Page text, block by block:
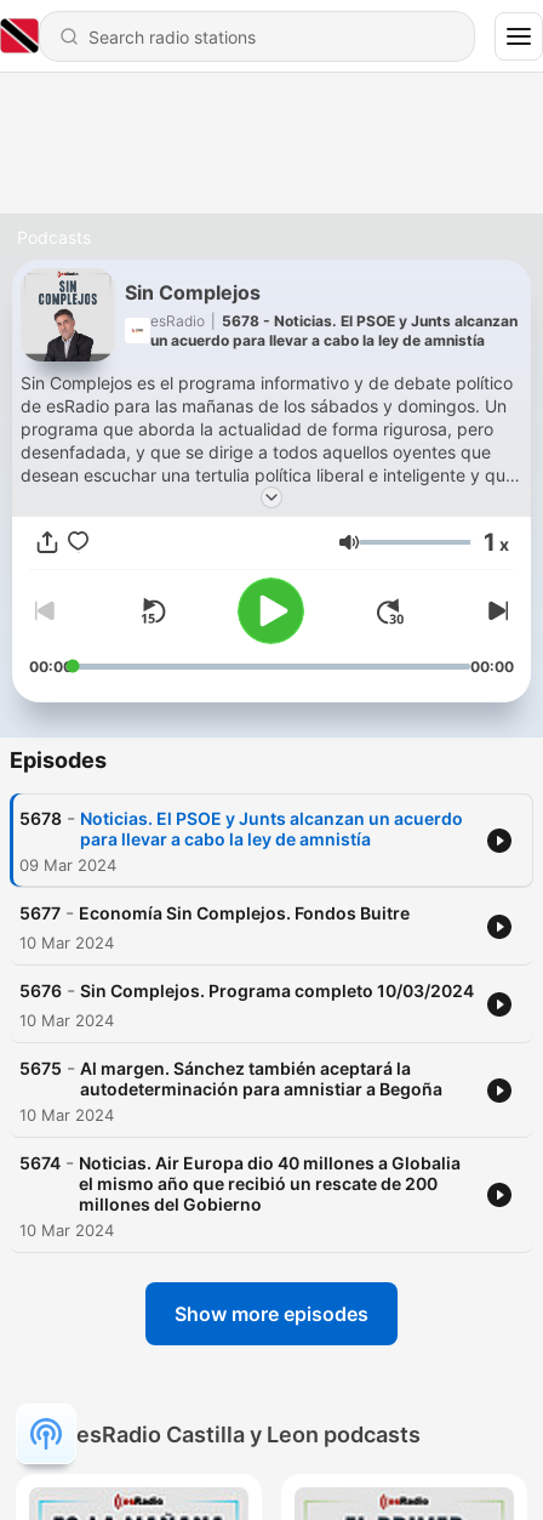
Podcasts
Sin Complejos
esRadio
5678 - Noticias. El PSOE y Junts alcanzan
un acuerdo para llevar a cabo la ley de amnistía
Sin Complejos es el programa informativo y de debate político
de esRadio para las mañanas de los sábados y domingos. Un
programa que aborda la actualidad de forma rigurosa, pero
desenfadada, y que se dirige a todos aquellos oyentes que
desean escuchar una tertulia política liberal e inteligente y que
piensan que la política es patrimonio de todos los ciudadanos.
Volume 1 x
00:00 00:00
Episodes
5678 - Noticias. El PSOE y Junts alcanzan un acuerdo
para llevar a cabo la ley de amnistía
09 Mar 2024
5677 - Economía Sin Complejos. Fondos Buitre
10 Mar 2024
5676 - Sin Complejos. Programa completo 10/03/2024
10 Mar 2024
5675 - Al margen. Sánchez también aceptará la
autodeterminación para amnistiar a Begoña
10 Mar 2024
5674 - Noticias. Air Europa dio 40 millones a Globalia
el mismo año que recibió un rescate de 200
millones del Gobierno
10 Mar 2024
Show more episodes
esRadio Castilla y Leon podcasts